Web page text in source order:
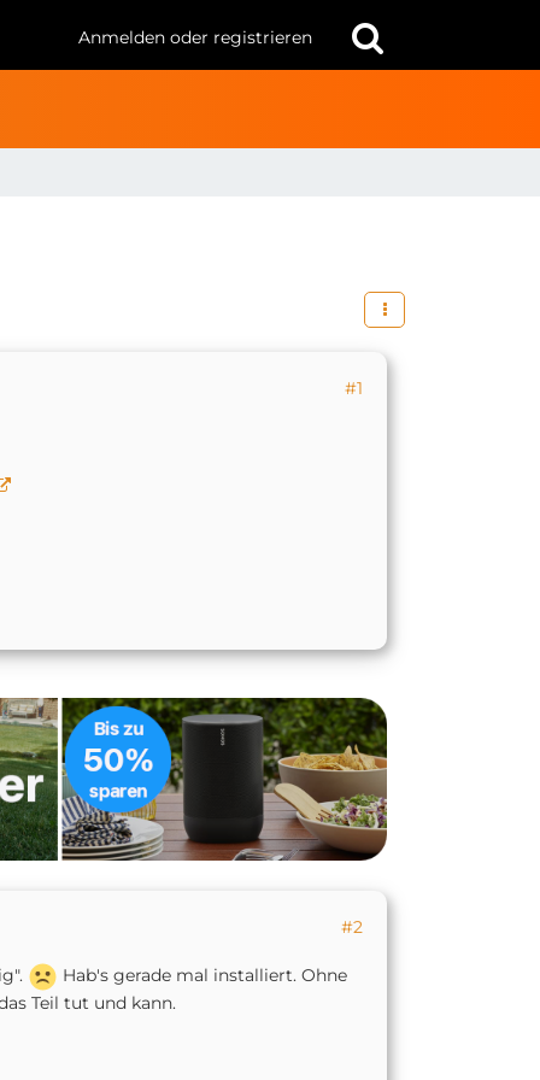
Anmelden oder registrieren
#1
#2
Hab's gerade mal installiert. Ohne
Teil tut und kann.